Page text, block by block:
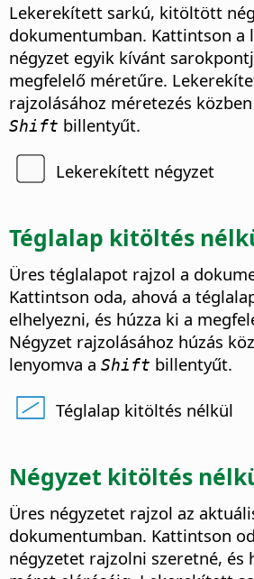
Lekerekített sarkú, kitöltött
dokumentumban. Kattintson a
négyzet egyik kívánt
megfelelő méretűre.
rajzolásához méretezés
Shift billentyűt.
Lekerekített négyzet
Téglalap kitöltés
Üres téglalapot rajzol a
Kattintson oda, ahová a
elhelyezni, és húzza ki a
Négyzet rajzolásához húzás
lenyomva a Shift billentyűt.
Téglalap kitöltés nélkül
Négyzet kitöltés
Üres négyzetet rajzol az
dokumentumban. Kattintson
négyzetet rajzolni szeretné, és